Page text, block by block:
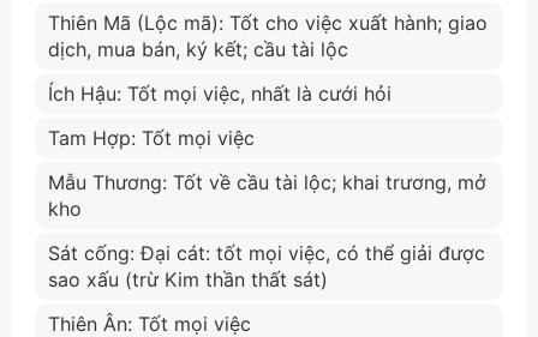
Thiên Mã (Lộc mã): Tốt cho việc xuất hành; giao
dịch, mua bán, ký kết; cầu tài lộc
Ích Hậu: Tốt mọi việc, nhất là cưới hỏi
Tam Hợp: Tốt mọi việc
Mẫu Thương: Tốt về cầu tài lộc; khai trương, mở
kho
Sát cống: Đại cát: tốt mọi việc, có thể giải được
sao xấu (trừ Kim thần thất sát)
Thiên Ân: Tốt mọi việc